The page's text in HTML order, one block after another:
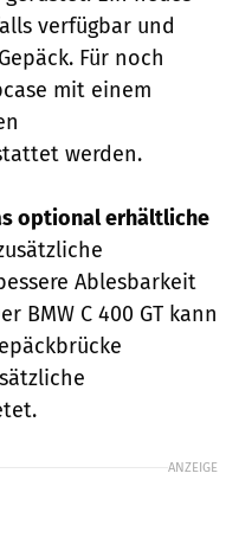
verfügbar und
Für noch
mit einem
werden.
optional erhältliche
Ablesbarkeit
BMW C 400 GT kann
ANZEIGE